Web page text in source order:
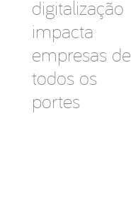
digitalização
impacta
empresas de
todos os
portes